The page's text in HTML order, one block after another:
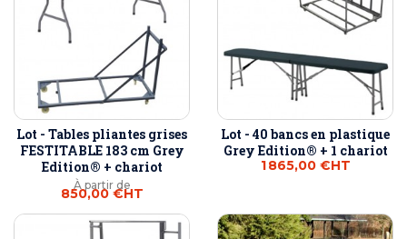
Lot - Tables pliantes grises
FESTITABLE 183 cm Grey
Edition® + chariot
À partir de
850,00 €HT
Lot - 40 bancs en plastique
Grey Edition® + 1 chariot
1 865,00 €HT